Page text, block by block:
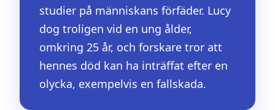
studier på människans förfäder. Lucy
dog troligen vid en ung ålder,
omkring 25 år, och forskare tror att
hennes död kan ha inträffat efter en
olycka, exempelvis en fallskada.